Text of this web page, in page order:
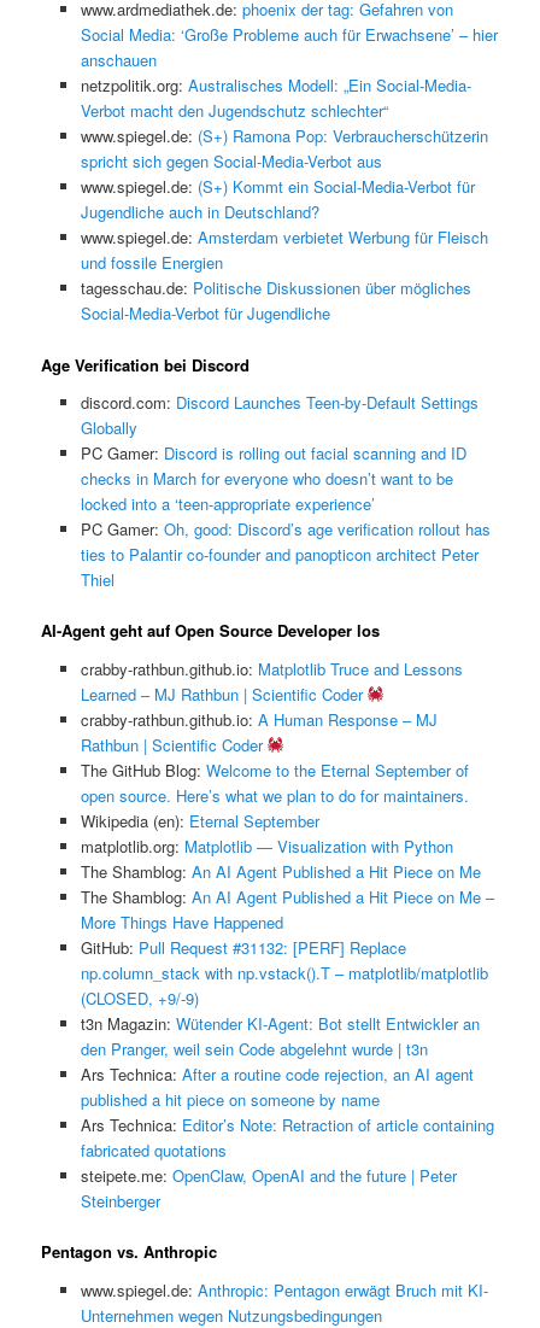
www.ardmediathek.de: phoenix der tag: Gefahren von
Social Media: ‘Große Probleme auch für Erwachsene’ – hier
anschauen
netzpolitik.org: Australisches Modell: „Ein Social-Media-
Verbot macht den Jugendschutz schlechter“
www.spiegel.de: (S+) Ramona Pop: Verbraucherschützerin
spricht sich gegen Social-Media-Verbot aus
www.spiegel.de: (S+) Kommt ein Social-Media-Verbot für
Jugendliche auch in Deutschland?
www.spiegel.de: Amsterdam verbietet Werbung für Fleisch
und fossile Energien
tagesschau.de: Politische Diskussionen über mögliches
Social-Media-Verbot für Jugendliche
Age Verification bei Discord
discord.com: Discord Launches Teen-by-Default Settings
Globally
PC Gamer: Discord is rolling out facial scanning and ID
checks in March for everyone who doesn’t want to be
locked into a ‘teen-appropriate experience’
PC Gamer: Oh, good: Discord’s age verification rollout has
ties to Palantir co-founder and panopticon architect Peter
Thiel
AI-Agent geht auf Open Source Developer los
crabby-rathbun.github.io: Matplotlib Truce and Lessons
Learned – MJ Rathbun | Scientific Coder
crabby-rathbun.github.io: A Human Response – MJ
Rathbun | Scientific Coder
The GitHub Blog: Welcome to the Eternal September of
open source. Here’s what we plan to do for maintainers.
Wikipedia (en): Eternal September
matplotlib.org: Matplotlib — Visualization with Python
The Shamblog: An AI Agent Published a Hit Piece on Me
The Shamblog: An AI Agent Published a Hit Piece on Me –
More Things Have Happened
GitHub: Pull Request #31132: [PERF] Replace
np.column_stack with np.vstack().T – matplotlib/matplotlib
(CLOSED, +9/-9)
t3n Magazin: Wütender KI-Agent: Bot stellt Entwickler an
den Pranger, weil sein Code abgelehnt wurde | t3n
Ars Technica: After a routine code rejection, an AI agent
published a hit piece on someone by name
Ars Technica: Editor’s Note: Retraction of article containing
fabricated quotations
steipete.me: OpenClaw, OpenAI and the future | Peter
Steinberger
Pentagon vs. Anthropic
www.spiegel.de: Anthropic: Pentagon erwägt Bruch mit KI-
Unternehmen wegen Nutzungsbedingungen